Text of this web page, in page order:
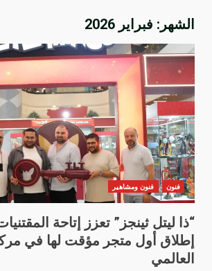
الشهر: فبراير 2026
فنون فنون ومشاهير
“ذا ليتل ثينجز” تعزز إتاحة
إطلاق أول متجر مؤقت لها في
العالمي